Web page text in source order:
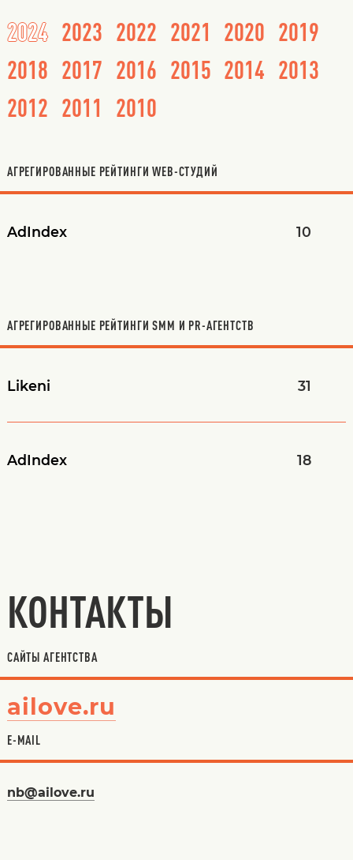
2024 2023 2022 2021 2020 2019
2018 2017 2016 2015 2014 2013
2012 2011 2010
АГРЕГИРОВАННЫЕ РЕЙТИНГИ WEB-СТУДИЙ
AdIndex 10
АГРЕГИРОВАННЫЕ РЕЙТИНГИ SMM И PR-АГЕНТСТВ
Likeni 31
AdIndex 18
КОНТАКТЫ
САЙТЫ АГЕНТСТВА
ailove.ru
E-MAIL
nb@ailove.ru